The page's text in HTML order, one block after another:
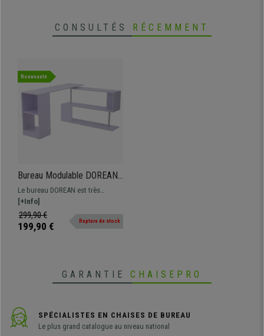
CONSULTÉS RÉCEMMENT
Nouveauté
Bureau Modulable DOREAN,
Rotatif à 360º, Étagères
Intégrées, en Bois Blanc
Le bureau DOREAN est très
moderne, il pivote à 360º et vous
permet de le placer dans 3
positions différentes, avec
[+Info]
299,90 €
199,90 € Rupture de stock
GARANTIE CHAISEPRO
SPÉCIALISTES EN CHAISES DE BUREAU
Le plus grand catalogue au niveau national